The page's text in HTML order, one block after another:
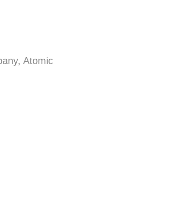
Atomic